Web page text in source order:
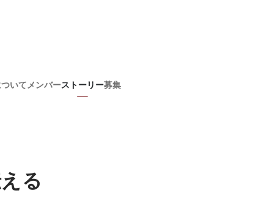
いて メンバーストーリー募集
る